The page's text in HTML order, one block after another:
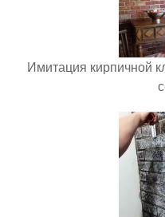
Имитация кирпичной